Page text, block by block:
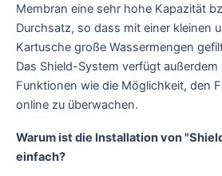
Membran eine sehr hohe Kapazität
Durchsatz, so dass mit einer kleinen
Kartusche große Wassermengen
Das Shield-System verfügt
Funktionen wie die Möglichkeit, den
online zu überwachen.
Warum ist die Installation von
einfach?